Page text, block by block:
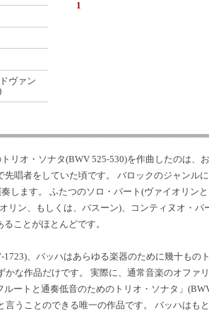
ヴァン
1
リオ・ソナタ(BWV 525-530)を作曲したのは、
先唱者をしていた頃です。 バロックのジャンル
します。 ふたつのソロ・パート(ヴァイオリンと
リン、もしくは、バスーン)、コンティヌオ・パ
ことがほとんどです。
1723)、バッハはあらゆる楽器のために幾十もの
かな作品だけです。 実際に、通常音楽のオファ
ートと通奏低音のためのトリオ・ソナタ」
言うことのできる唯一の作品です。 バッハはも